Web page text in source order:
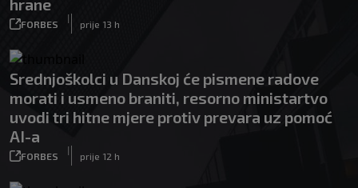
hrane
FORBES
|
prije 13 h
Srednjoškolci u Danskoj će pismene radove
morati i usmeno braniti, resorno ministartvo
uvodi tri hitne mjere protiv prevara uz pomoć
AI-a
FORBES
|
prije 12 h